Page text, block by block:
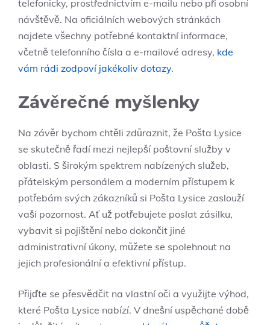
telefonicky, prostřednictvím e-mailu nebo při osobní
návštěvě. Na oficiálních webových stránkách
najdete všechny potřebné kontaktní informace,
včetně telefonního čísla a e-mailové adresy, kde
vám rádi zodpoví jakékoliv dotazy.
Závěrečné myšlenky
Na závěr bychom chtěli zdůraznit, že Pošta Lysice
se skutečně řadí mezi nejlepší poštovní služby v
oblasti. S širokým spektrem nabízených služeb,
přátelským personálem a moderním přístupem k
potřebám svých zákazníků si Pošta Lysice zaslouží
vaši pozornost. Ať už potřebujete poslat zásilku,
vybavit si pojištění nebo dokončit jiné
administrativní úkony, můžete se spolehnout na
jejich profesionální a efektivní přístup.
Přijďte se přesvědčit na vlastní oči a využijte výhod,
které Pošta Lysice nabízí. V dnešní uspěchané době